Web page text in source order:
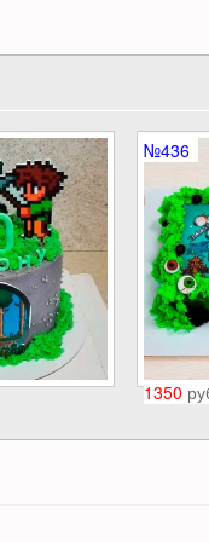
№436
1350